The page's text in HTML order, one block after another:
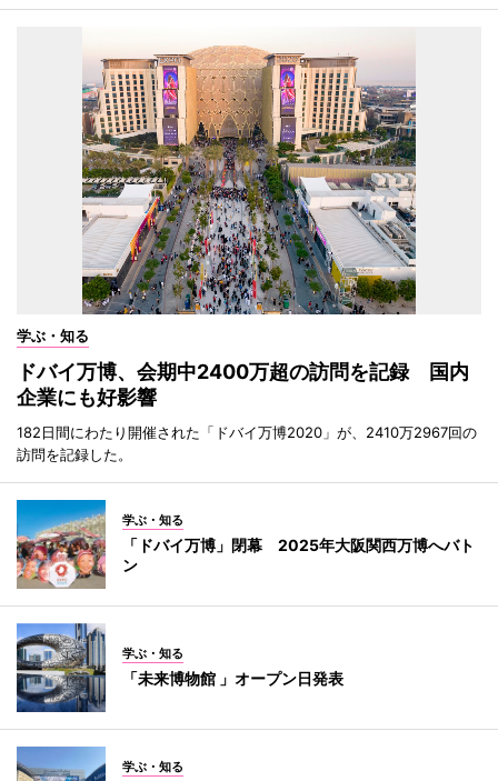
学ぶ・知る
ドバイ万博、会期中2400万超の訪問を記録 国内
企業にも好影響
182日間にわたり開催された「ドバイ万博2020」が、2410万2967回の
訪問を記録した。
学ぶ・知る
「ドバイ万博」閉幕 2025年大阪関西万博へバト
ン
学ぶ・知る
「未来博物館 」オープン日発表
学ぶ・知る